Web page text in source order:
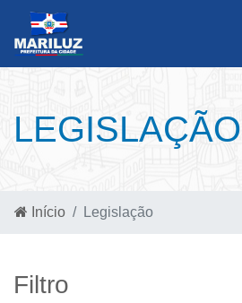
LEGISLAÇÃO
Início Legislação
Filtro